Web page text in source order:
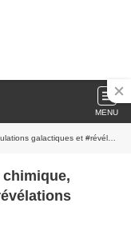
MENU
et #révélations antiques !